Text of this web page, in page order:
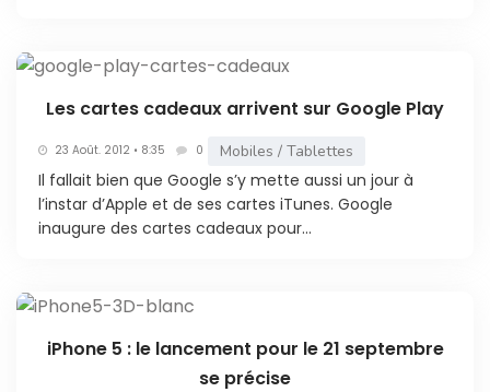
Les cartes cadeaux arrivent sur Google Play
23 Août. 2012 • 8:35 0 Mobiles / Tablettes
Il fallait bien que Google s’y mette aussi un jour à
l’instar d’Apple et de ses cartes iTunes. Google
inaugure des cartes cadeaux pour...
iPhone 5 : le lancement pour le 21 septembre
se précise